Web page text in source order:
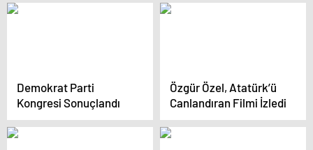
Demokrat Parti
Kongresi Sonuçlandı
Özgür Özel, Atatürk’ü
Canlandıran Filmi İzledi